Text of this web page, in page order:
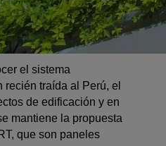
el sistema
traída al Perú, el
de edificación y en
mantiene la propuesta
que son paneles